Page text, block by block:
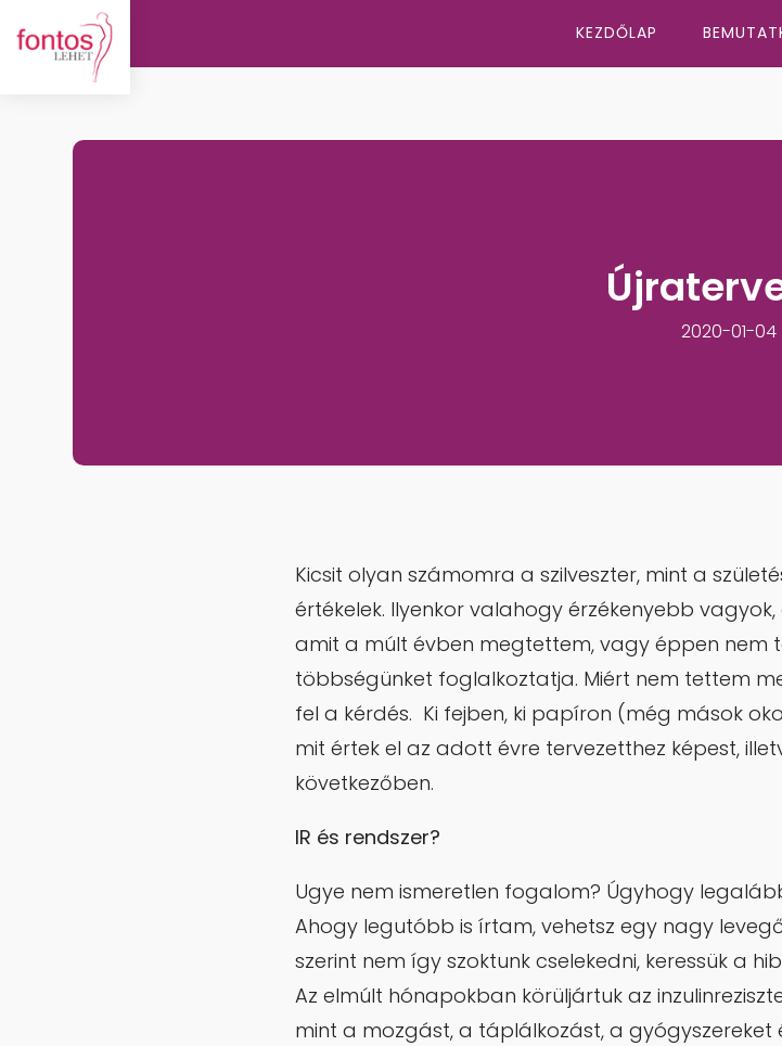
KEZDŐLAP
2020-01-04
Kicsit olyan számomra a szilveszter, mint a
értékelek. Ilyenkor valahogy érzékenyebb
amit a múlt évben megtettem, vagy éppen nem
többségünket foglalkoztatja. Miért nem tettem
fel a kérdés. Ki fejben, ki papíron (még mások
mit értek el az adott évre tervezetthez képest,
következőben.
IR és rendszer?
Ugye nem ismeretlen fogalom? Úgyhogy
Ahogy legutóbb is írtam, vehetsz egy nagy
szerint nem így szoktunk cselekedni, keressük a
Az elmúlt hónapokban körüljártuk az
mint a mozgást, a táplálkozást, a gyógyszereket